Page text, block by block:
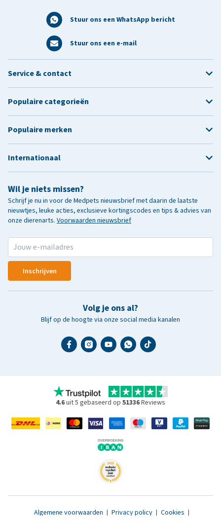
Stuur ons een WhatsApp bericht
Stuur ons een e-mail
Wil je niets missen?
Schrijf je nu in voor de Medpets nieuwsbrief met daarin de laatste
nieuwtjes, leuke acties, exclusieve kortingscodes en tips & advies van
onze dierenarts. Voorwaarden nieuwsbrief
Inschrijven
Volg je ons al?
Blijf op de hoogte via onze social media kanalen
Service & contact
Populaire categorieën
Populaire merken
Internationaal
4.6uit 5 gebaseerd op 51336Reviews
Algemene voorwaarden | Privacy policy | Cookies |